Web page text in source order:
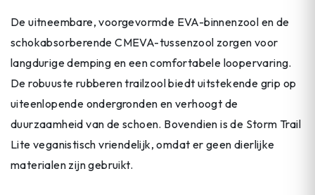
De uitneembare, voorgevormde EVA-binnenzool en de
schokabsorberende CMEVA-tussenzool zorgen voor
langdurige demping en een comfortabele loopervaring.
De robuuste rubberen trailzool biedt uitstekende grip op
uiteenlopende ondergronden en verhoogt de
duurzaamheid van de schoen. Bovendien is de Storm Trail
Lite veganistisch vriendelijk, omdat er geen dierlijke
materialen zijn gebruikt.